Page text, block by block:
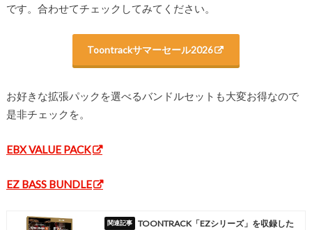
です。合わせてチェックしてみてください。
Toontrackサマーセール2026
お好きな拡張パックを選べるバンドルセットも大変お得なので
是非チェックを。
EBX VALUE PACK
EZ BASS BUNDLE
TOONTRACK「EZシリーズ」を収録した